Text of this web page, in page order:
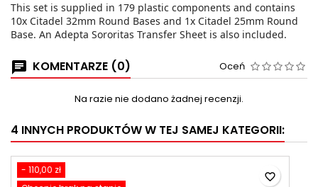
This set is supplied in 179 plastic components and contains
10x Citadel 32mm Round Bases and 1x Citadel 25mm Round
Base. An Adepta Sororitas Transfer Sheet is also included.
KOMENTARZE (0) Oceń
Na razie nie dodano żadnej recenzji.
4 INNYCH PRODUKTÓW W TEJ SAMEJ KATEGORII:
- 110,00 zł
favorite_border